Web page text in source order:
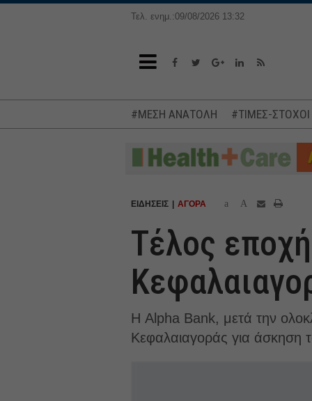
Τελ. ενημ.:09/08/2026 13:32
#ΜΕΣΗ ΑΝΑΤΟΛΗ #ΤΙΜΕΣ-
ΕΙΔΗΣΕΙΣ ΑΓΟΡΑ a A
Τέλος
Η Alpha Bank, μετά την
Κεφαλαιαγοράς για άσκηση